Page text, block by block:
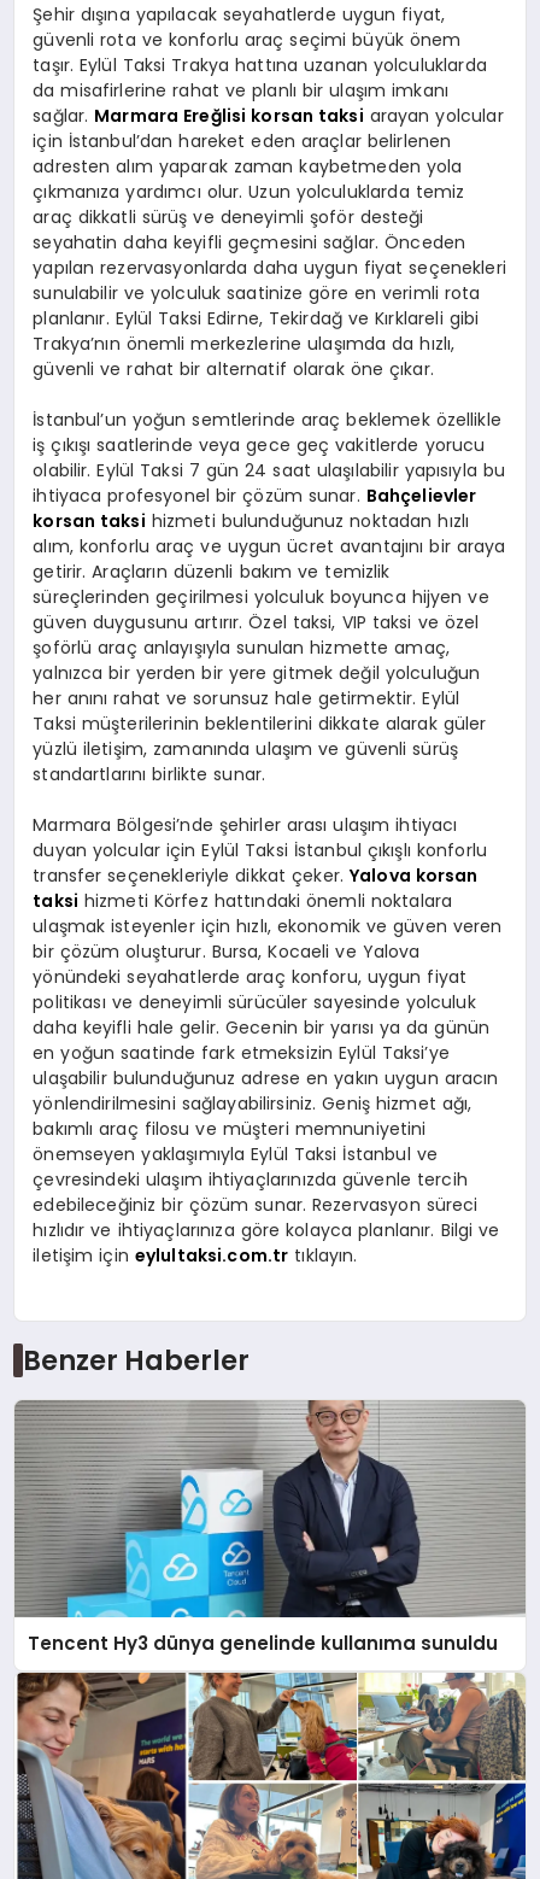
Şehir dışına yapılacak seyahatlerde uygun fiyat,
güvenli rota ve konforlu araç seçimi büyük önem
taşır. Eylül Taksi Trakya hattına uzanan yolculuklarda
da misafirlerine rahat ve planlı bir ulaşım imkanı
sağlar. Marmara Ereğlisi korsan taksi arayan yolcular
için İstanbul’dan hareket eden araçlar belirlenen
adresten alım yaparak zaman kaybetmeden yola
çıkmanıza yardımcı olur. Uzun yolculuklarda temiz
araç dikkatli sürüş ve deneyimli şoför desteği
seyahatin daha keyifli geçmesini sağlar. Önceden
yapılan rezervasyonlarda daha uygun fiyat seçenekleri
sunulabilir ve yolculuk saatinize göre en verimli rota
planlanır. Eylül Taksi Edirne, Tekirdağ ve Kırklareli gibi
Trakya’nın önemli merkezlerine ulaşımda da hızlı,
güvenli ve rahat bir alternatif olarak öne çıkar.
İstanbul’un yoğun semtlerinde araç beklemek özellikle
iş çıkışı saatlerinde veya gece geç vakitlerde yorucu
olabilir. Eylül Taksi 7 gün 24 saat ulaşılabilir yapısıyla bu
ihtiyaca profesyonel bir çözüm sunar. Bahçelievler
korsan taksi hizmeti bulunduğunuz noktadan hızlı
alım, konforlu araç ve uygun ücret avantajını bir araya
getirir. Araçların düzenli bakım ve temizlik
süreçlerinden geçirilmesi yolculuk boyunca hijyen ve
güven duygusunu artırır. Özel taksi, VIP taksi ve özel
şoförlü araç anlayışıyla sunulan hizmette amaç,
yalnızca bir yerden bir yere gitmek değil yolculuğun
her anını rahat ve sorunsuz hale getirmektir. Eylül
Taksi müşterilerinin beklentilerini dikkate alarak güler
yüzlü iletişim, zamanında ulaşım ve güvenli sürüş
standartlarını birlikte sunar.
Marmara Bölgesi’nde şehirler arası ulaşım ihtiyacı
duyan yolcular için Eylül Taksi İstanbul çıkışlı konforlu
transfer seçenekleriyle dikkat çeker.Yalova korsan
taksi hizmeti Körfez hattındaki önemli noktalara
ulaşmak isteyenler için hızlı, ekonomik ve güven veren
bir çözüm oluşturur. Bursa, Kocaeli ve Yalova
yönündeki seyahatlerde araç konforu, uygun fiyat
politikası ve deneyimli sürücüler sayesinde yolculuk
daha keyifli hale gelir. Gecenin bir yarısı ya da günün
en yoğun saatinde fark etmeksizin Eylül Taksi’ye
ulaşabilir bulunduğunuz adrese en yakın uygun aracın
yönlendirilmesini sağlayabilirsiniz. Geniş hizmet ağı,
bakımlı araç filosu ve müşteri memnuniyetini
önemseyen yaklaşımıyla Eylül Taksi İstanbul ve
çevresindeki ulaşım ihtiyaçlarınızda güvenle tercih
edebileceğiniz bir çözüm sunar. Rezervasyon süreci
hızlıdır ve ihtiyaçlarınıza göre kolayca planlanır. Bilgi ve
iletişim için eylultaksi.com.tr tıklayın.
Benzer Haberler
Tencent Hy3 dünya genelinde kullanıma sunuldu